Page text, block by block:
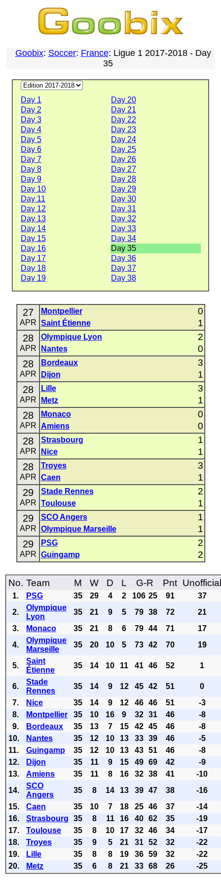
Goobix: Soccer: France: Ligue 1 2017-2018 - Day
35
Day 1
Day 20
Day 2
Day 21
Day 3
Day 22
Day 4
Day 23
Day 5
Day 24
Day 6
Day 25
Day 7
Day 26
Day 8
Day 27
Day 9
Day 28
Day 10
Day 29
Day 11
Day 30
Day 12
Day 31
Day 13
Day 32
Day 14
Day 33
Day 15
Day 34
Day 16
Day 35
Day 17
Day 36
Day 18
Day 37
Day 19
Day 38
27
APR
Montpellier 0
Saint Étienne 1
28
APR
Olympique Lyon 2
Nantes 0
28
APR
Bordeaux 3
Dijon 1
28
APR
Lille 3
Metz 1
28
APR
Monaco 0
Amiens 0
28
APR
Strasbourg 1
Nice 1
28
APR
Troyes 3
Caen 1
29
APR
Stade Rennes 2
Toulouse 1
29
APR
SCO Angers 1
Olympique Marseille 1
29
APR
PSG 2
Guingamp 2
No. Team M W D L G-R Pnt
1. PSG 35 29 4 2 106 25 91
37
2.
Olympique
Lyon
35 21 9 5 79 38 72
21
3.
Monaco 35 21 8 6 79 44 71
17
4.
Olympique
Marseille
35 20 10 5 73 42 70 19
5.
Saint
Étienne
35 14 10 11 41 46 52 1
6.
Stade
Rennes
35 14 9 12 45 42 51
0
7.
Nice 35 14 9 12 46 46 51
-3
8.
Montpellier 35 10 16 9 32 31 46
-8
9.
Bordeaux 35 13 7 15 42 45 46
-8
10.
Nantes 35 12 10 13 33 39 46
-5
11.
Guingamp 35 12 10 13 43 51 46
-8
12.
Dijon 35 11 9 15 49 69 42
-9
13.
Amiens 35 11 8 16 32 38 41
-10
14.
SCO
Angers
35 8 14 13 39 47 38
-16
15.
Caen 35 10 7 18 25 46 37
-14
16.
Strasbourg 35 8 11 16 40 62 35
-19
17.
Toulouse 35 8 10 17 32 46 34
-17
18.
Troyes 35 9 5 21 31 52 32
-22
19.
Lille 35 8 8 19 36 59 32
-22
20.
Metz 35 6 8 21 33 68 26 -25